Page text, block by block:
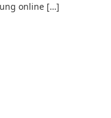
online […]